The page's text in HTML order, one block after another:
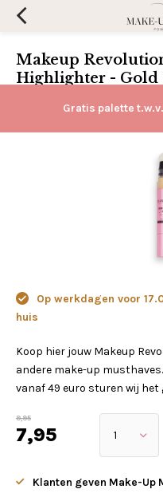
Gratis palette
Makeup
Highlighter - Gold
Op werkdagen voor
huis
Koop hier jouw Makeup
andere make-up
vanaf 49 euro sturen wij het
9,95
7,95
Klanten geven Make-Up